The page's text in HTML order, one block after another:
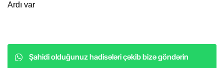
Ardı var
Şahidi olduğunuz hadisələri çəkib bizə göndərin